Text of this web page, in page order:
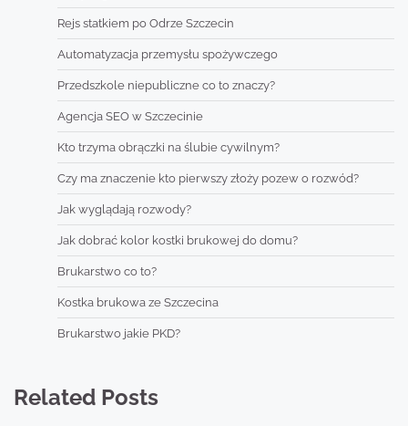
Rejs statkiem po Odrze Szczecin
Automatyzacja przemysłu spożywczego
Przedszkole niepubliczne co to znaczy?
Agencja SEO w Szczecinie
Kto trzyma obrączki na ślubie cywilnym?
Czy ma znaczenie kto pierwszy złoży pozew o rozwód?
Jak wyglądają rozwody?
Jak dobrać kolor kostki brukowej do domu?
Brukarstwo co to?
Kostka brukowa ze Szczecina
Brukarstwo jakie PKD?
Related Posts